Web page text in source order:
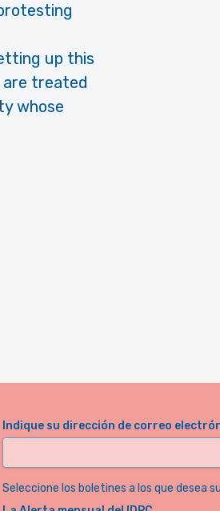
up this
are treated
whose
Indique su dirección de correo
Seleccione los boletines a los que desea